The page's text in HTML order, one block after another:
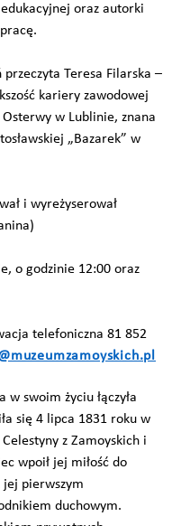
oraz autorki
Teresa Filarska –
kariery zawodowej
w Lublinie, znana
„Bazarek” w
i wyreżyserował
o godzinie 12:00 oraz
telefoniczna 81 852
w swoim życiu łączyła
się 4 lipca 1831 roku w
z Zamoyskich i
wpoił jej miłość do
jej pierwszym
duchowym.